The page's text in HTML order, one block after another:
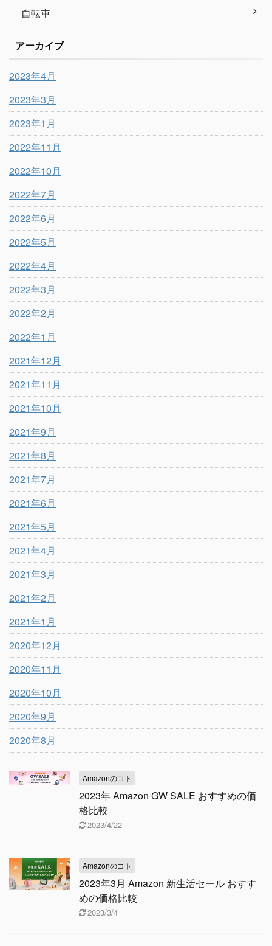
自転車
アーカイブ
2023年4月
2023年3月
2023年1月
2022年11月
2022年10月
2022年7月
2022年6月
2022年5月
2022年4月
2022年3月
2022年2月
2022年1月
2021年12月
2021年11月
2021年10月
2021年9月
2021年8月
2021年7月
2021年6月
2021年5月
2021年4月
2021年3月
2021年2月
2021年1月
2020年12月
2020年11月
2020年10月
2020年9月
2020年8月
Amazonのコト
2023年 Amazon GW SALE おすすめの価
格比較
2023/4/22
Amazonのコト
2023年3月 Amazon 新生活セール おすす
めの価格比較
2023/3/4